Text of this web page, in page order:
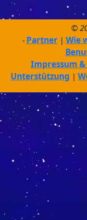
©
Partner
Wie
Impressum
Unterstützung